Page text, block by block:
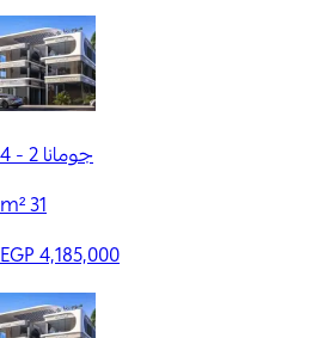
جومانا 2 - 4
31
m²
EGP 4,185,000